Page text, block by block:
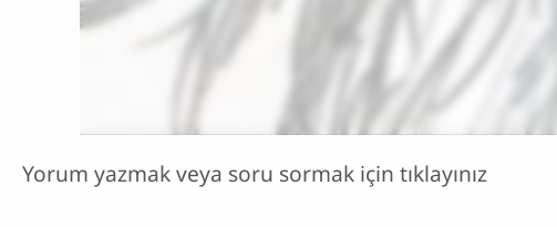
Yorum yazmak veya soru sormak için tıklayınız